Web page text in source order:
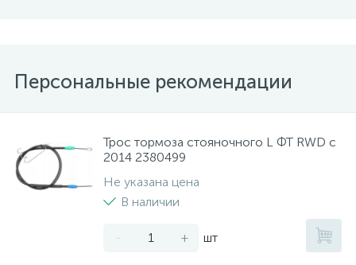
Персональные рекомендации
Трос тормоза стояночного L ФТ RWD с
2014 2380499
Не указана цена
В наличии
- + шт